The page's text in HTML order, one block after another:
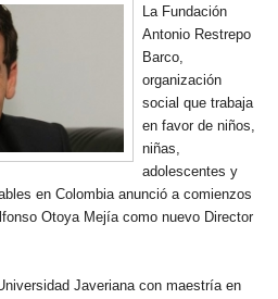
La Fundación
Antonio Restrepo
Barco,
organización
social que trabaja
en favor de niños,
niñas,
adolescentes y
en Colombia anunció a comienzos
Otoya Mejía como nuevo Director
Javeriana con maestría en